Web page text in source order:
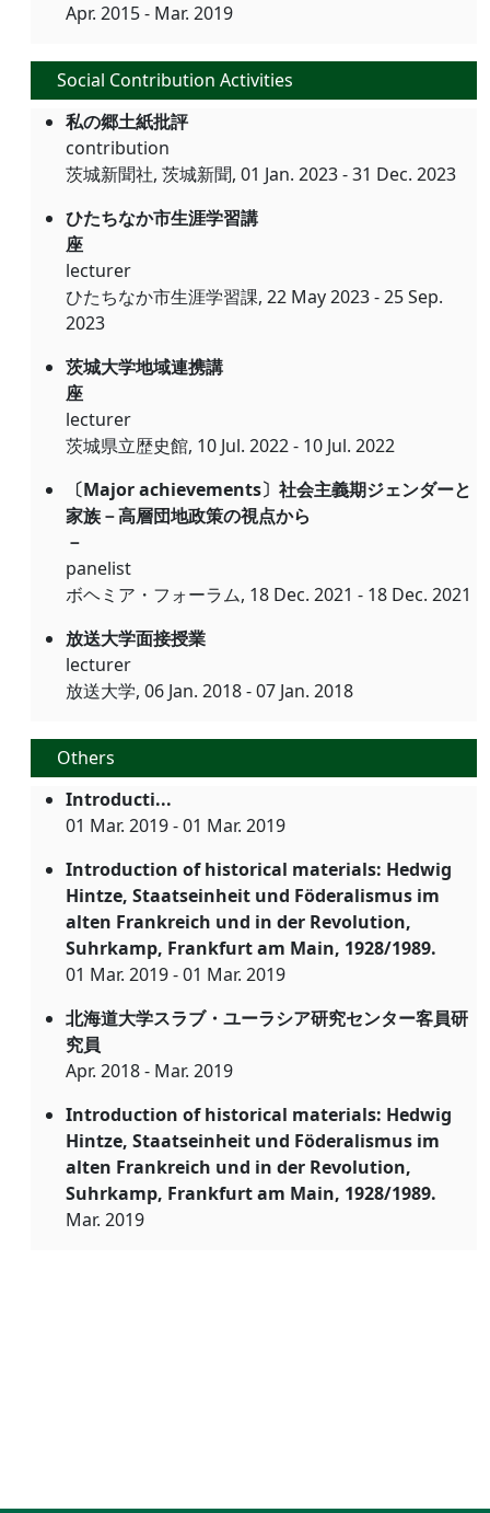
Apr. 2015 - Mar. 2019
Social Contribution Activities
私の郷土紙批評
contribution
茨城新聞社, 茨城新聞, 01 Jan. 2023 - 31 Dec. 2023
ひたちなか市生涯学習講
座
lecturer
ひたちなか市生涯学習課, 22 May 2023 - 25 Sep.
2023
茨城大学地域連携講
座
lecturer
茨城県立歴史館, 10 Jul. 2022 - 10 Jul. 2022
〔Major achievements〕社会主義期ジェンダーと
家族－高層団地政策の視点から
－
panelist
ボヘミア・フォーラム, 18 Dec. 2021 - 18 Dec. 2021
放送大学面接授業
lecturer
放送大学, 06 Jan. 2018 - 07 Jan. 2018
Others
Introducti...
01 Mar. 2019 - 01 Mar. 2019
Introduction of historical materials: Hedwig
Hintze, Staatseinheit und Föderalismus im
alten Frankreich und in der Revolution,
Suhrkamp, Frankfurt am Main, 1928/1989.
01 Mar. 2019 - 01 Mar. 2019
北海道大学スラブ・ユーラシア研究センター客員研
究員
Apr. 2018 - Mar. 2019
Introduction of historical materials: Hedwig
Hintze, Staatseinheit und Föderalismus im
alten Frankreich und in der Revolution,
Suhrkamp, Frankfurt am Main, 1928/1989.
Mar. 2019